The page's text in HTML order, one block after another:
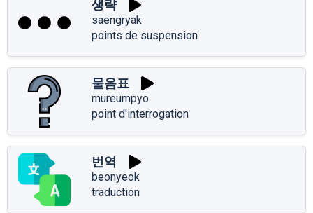
생략
saengryak
points de suspension
물음표
mureumpyo
point d'interrogation
번역
beonyeok
traduction